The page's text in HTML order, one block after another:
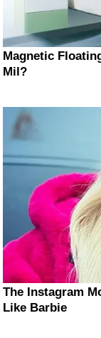
Magnetic
Mil?
The Instagram
Like Barbie